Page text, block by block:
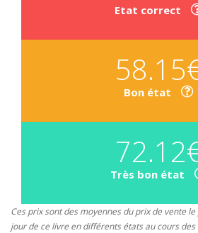
Etat correct
Bon état
Très bon état
Ces prix sont des moyennes du prix de vente
jour de ce livre en différents états au cours